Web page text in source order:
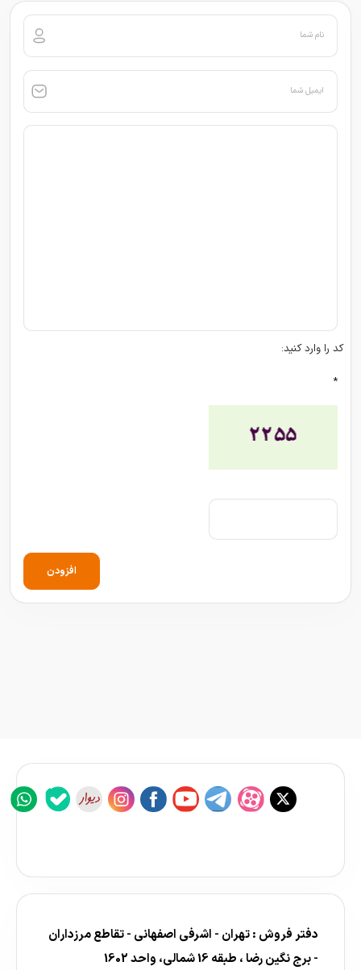
نام شما
ایمیل شما
کد را وارد کنید:
*
افزودن
دفتر فروش : تهران - اشرفی اصفهانی - تقاطع مرزداران
- برج نگین رضا ، طبقه 16 شمالی، واحد 1602